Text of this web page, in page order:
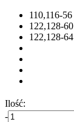
110,116-56
122,128-60
122,128-64
Ilość:
-